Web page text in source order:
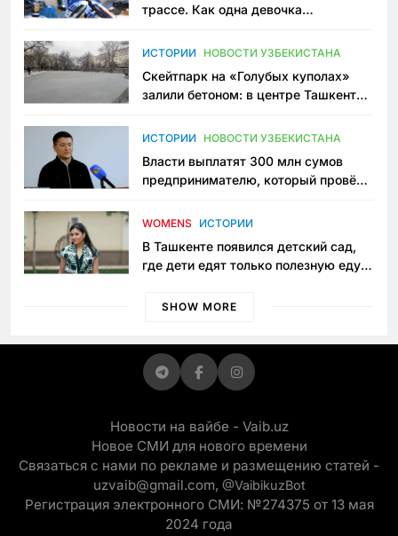
трассе. Как одна девочка
Узбекистане
ИСТОРИИ НОВОСТИ УЗБЕКИСТАНА
Скейтпарк на «Голубых куполах»
залили бетоном: в центре Ташкента
пространство
ИСТОРИИ НОВОСТИ УЗБЕКИСТАНА
Власти выплатят 300 млн сумов
предпринимателю, который провёл
приговору
WOMENS ИСТОРИИ
В Ташкенте появился детский сад,
где дети едят только полезную еду.
просить «кашу без сахара»
SHOW MORE
Новости на вайбе - Vaib.uz
Новое СМИ для нового времени
Связаться с нами по рекламе и размещению статей -
uzvaib@gmail.com, @VaibikuzBot
Регистрация электронного СМИ: №274375 от 13 мая
2024 года